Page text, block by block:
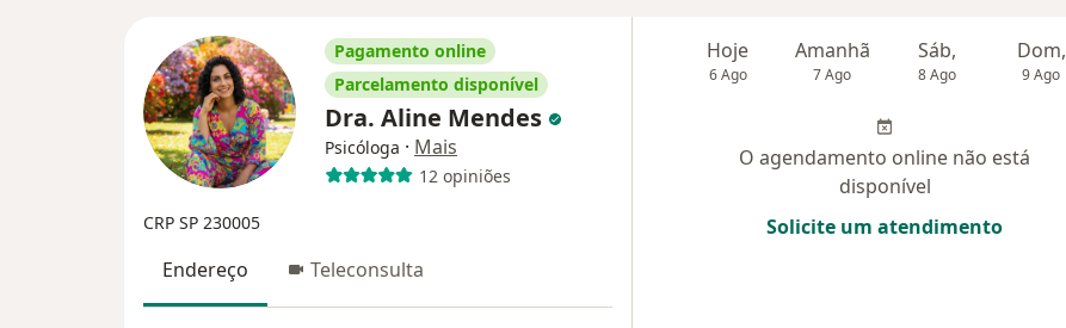
Pagamento online
Parcelamento disponível
Dra. Aline Mendes
Psicóloga · Mais
12 opiniões
CRP SP 230005
Endereço Teleconsulta
Hoje
6 Ago
Amanhã
7 Ago
Sáb,
8 Ago
Dom,
9 Ago
O agendamento online não está
disponível
Solicite um atendimento